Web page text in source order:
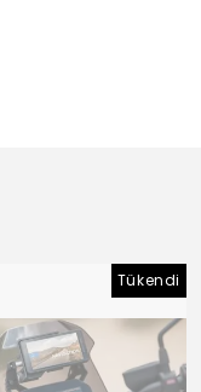
Tükendi